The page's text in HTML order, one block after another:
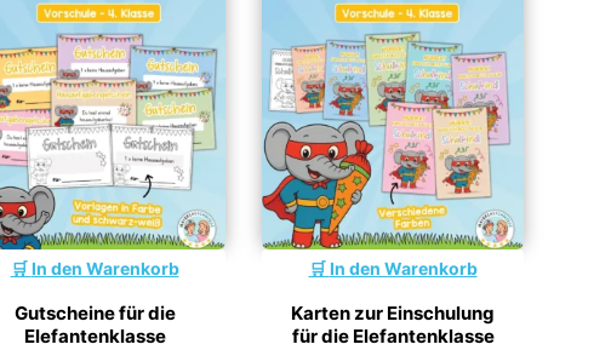
In den Warenkorb
Gutscheine für die
Elefantenklasse
In den Warenkorb
Karten zur Einschulung
für die Elefantenklasse